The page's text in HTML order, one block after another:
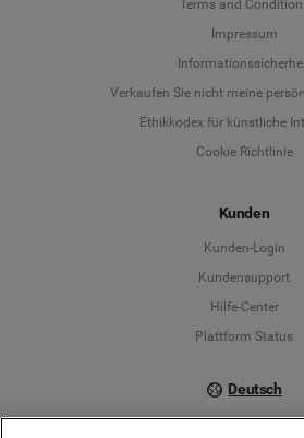
Terms and
Impressum
Verkaufen Sie nicht meine
Ethikkodex für künstliche
Cookie Richtlinie
Kunden
Kunden-Login
Kundensupport
Hilfe-Center
Plattform Status
Deutsch